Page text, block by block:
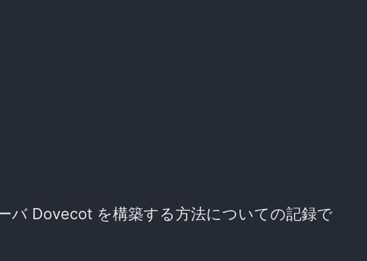
バ Dovecot を構築する方法についての記録で